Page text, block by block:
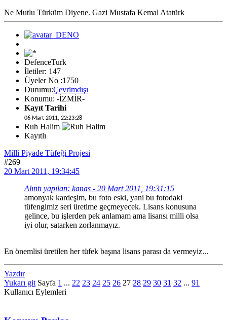
Ne Mutlu Türküm Diyene. Gazi Mustafa Kemal Atatürk
DefenceTurk
İletiler: 147
Üyeler No :1750
Durumu:Çevrimdışı
Konumu: -İZMİR-
Kayıt Tarihi
06 Mart 2011, 22:23:28
Ruh Halim
Kayıtlı
Milli Piyade Tüfeği Projesi
#269
20 Mart 2011, 19:34:45
Alıntı yapılan: kanas - 20 Mart 2011, 19:31:15
amonyak kardeşim, bu foto eski, yani bu fotodaki
tüfengimiz seri üretime geçmeyecek. Lisans konusuna
gelince, bu işlerden pek anlamam ama lisansı milli olsa
iyi olur, satarken zorlanmayız.
En önemlisi üretilen her tüfek başına lisans parası da vermeyiz...
Yazdır
Yukarı git Sayfa 1 ... 22 23 24 25 26 27 28 29 30 31 32 ... 91
Kullanıcı Eylemleri